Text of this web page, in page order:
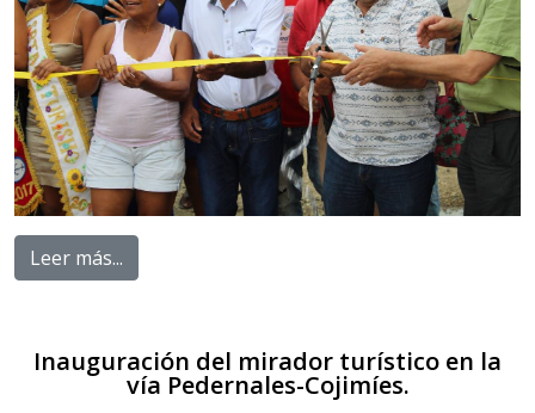
Leer más...
Inauguración del mirador turístico en la
vía Pedernales-Cojimíes.